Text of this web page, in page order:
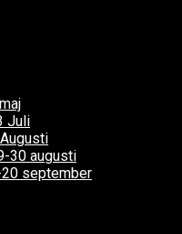
Juli
30 augusti
september